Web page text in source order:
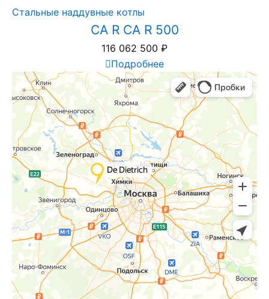
Стальные наддувные котлы
CA R CA R 500
116 062 500 ₽
Подробнее